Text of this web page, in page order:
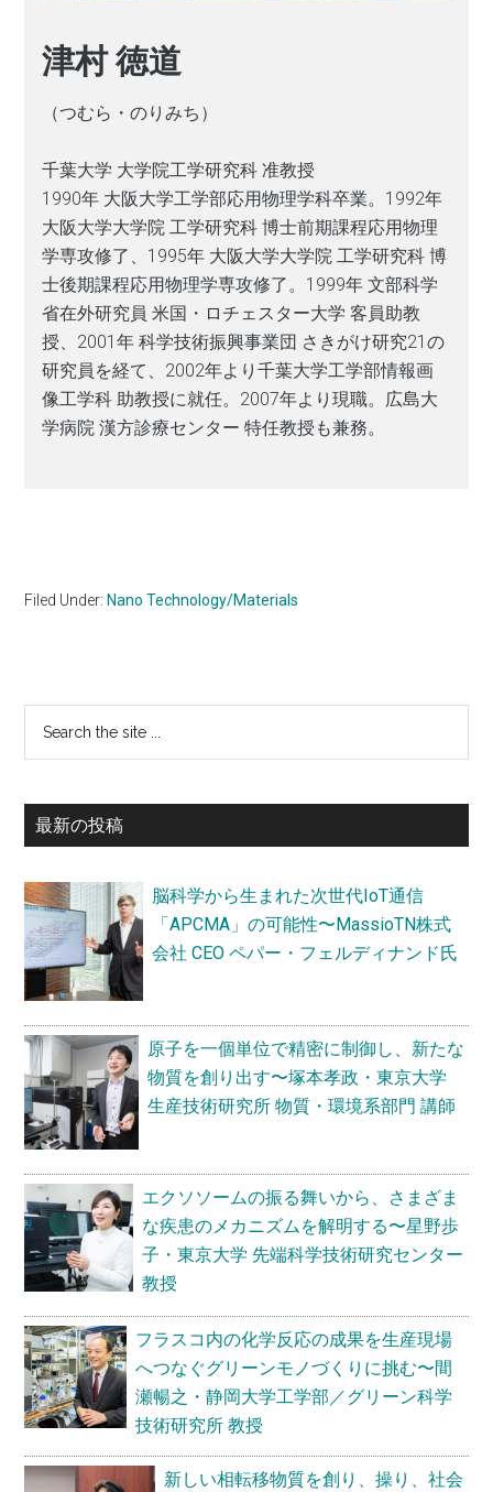
津村 徳道
（つむら・のりみち）
千葉大学 大学院工学研究科 准教授
1990年 大阪大学工学部応用物理学科卒業。1992年
大阪大学大学院 工学研究科 博士前期課程応用物理
学専攻修了、1995年 大阪大学大学院 工学研究科 博
士後期課程応用物理学専攻修了。1999年 文部科学
省在外研究員 米国・ロチェスター大学 客員助教
授、2001年 科学技術振興事業団 さきがけ研究21の
研究員を経て、2002年より千葉大学工学部情報画
像工学科 助教授に就任。2007年より現職。広島大
学病院 漢方診療センター 特任教授も兼務。
Filed Under: Nano Technology/Materials
最
初
の
サ
イ
ド
バ
ー
...
最新の投稿
脳科学から生まれた次世代IoT通信
「APCMA」の可能性〜MassioTN株式
会社 CEO ペパー・フェルディナンド氏
原子を一個単位で精密に制御し、新たな
物質を創り出す〜塚本孝政・東京大学
生産技術研究所 物質・環境系部門 講師
エクソソームの振る舞いから、さまざま
な疾患のメカニズムを解明する〜星野歩
子・東京大学 先端科学技術研究センター
教授
フラスコ内の化学反応の成果を生産現場
へつなぐグリーンモノづくりに挑む〜間
瀬暢之・静岡大学工学部／グリーン科学
技術研究所 教授
新しい相転移物質を創り、操り、社会